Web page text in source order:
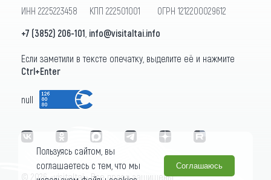
ИНН 2225223458 КПП 222501001 ОГРН 1212200029612
+7 (3852) 206-101 info@visitaltai.info
Если заметили в тексте опечатку, выделите её и нажмите
Ctrl+Enter
null
© 2026 «visitaltai» Все права защищены.
Пользуясь сайтом, вы
соглашаетесь с тем, что мы
Соглашаюсь